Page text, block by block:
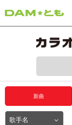
動画か
プレミア
DAM★と
新曲